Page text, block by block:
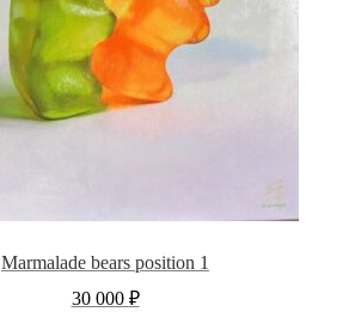
Marmalade bears position 1
30 000 ₽